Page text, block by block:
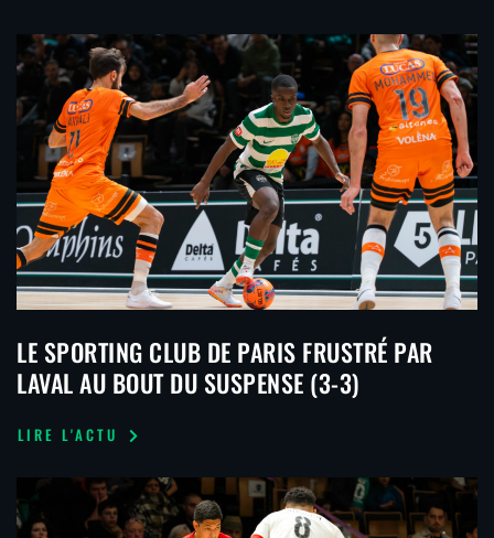
LE SPORTING CLUB DE PARIS FRUSTRÉ PAR
LAVAL AU BOUT DU SUSPENSE (3-3)
LIRE L'ACTU